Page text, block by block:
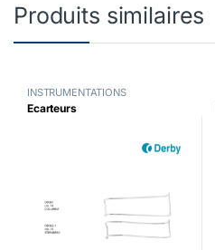
Produits similaires
INSTRUMENTATIONS
Ecarteurs